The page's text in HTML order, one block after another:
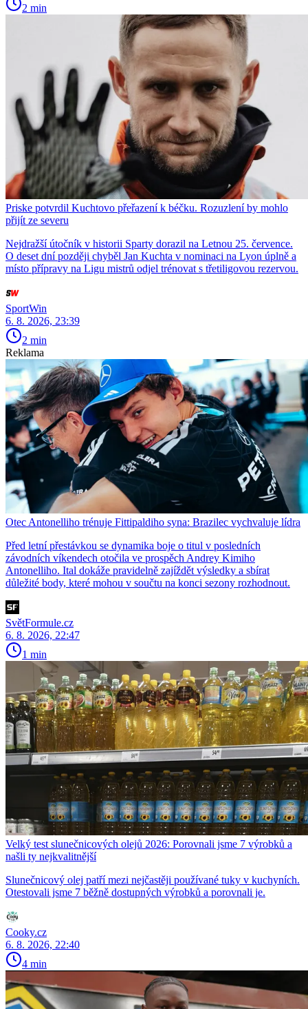
2 min
Priske potvrdil Kuchtovo přeřazení k béčku. Rozuzlení by mohlo
přijít ze severu
Nejdražší útočník v historii Sparty dorazil na Letnou 25. července.
O deset dní později chyběl Jan Kuchta v nominaci na Lyon úplně a
místo přípravy na Ligu mistrů odjel trénovat s třetiligovou rezervou.
SportWin
6. 8. 2026, 23:39
2 min
Reklama
Otec Antonelliho trénuje Fittipaldiho syna: Brazilec vychvaluje lídra
Před letní přestávkou se dynamika boje o titul v posledních
závodních víkendech otočila ve prospěch Andrey Kimiho
Antonelliho. Ital dokáže pravidelně zajíždět výsledky a sbírat
důležité body, které mohou v součtu na konci sezony rozhodnout.
SvětFormule.cz
6. 8. 2026, 22:47
1 min
Velký test slunečnicových olejů 2026: Porovnali jsme 7 výrobků a
našli ty nejkvalitnější
Slunečnicový olej patří mezi nejčastěji používané tuky v kuchyních.
Otestovali jsme 7 běžně dostupných výrobků a porovnali je.
Cooky.cz
6. 8. 2026, 22:40
4 min